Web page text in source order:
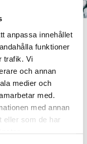
anpassa innehållet
funktioner
trafik. Vi
och annan
medier och
med.
med annan
eller som de har
får du
och betala
av smarrig lakrits
mjuk sötlakrits,
Bara att
i kassan